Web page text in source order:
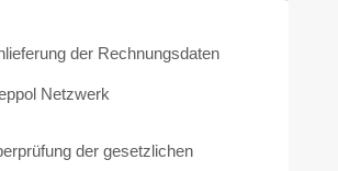
der Rechnungsdaten
Netzwerk
der gesetzlichen